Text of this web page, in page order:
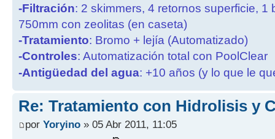
-Filtración: 2 skimmers, 4 retornos superficie, 1
750mm con zeolitas (en caseta)
-Tratamiento: Bromo + lejía (Automatizado)
-Controles: Automatización total con PoolClear
-Antigüedad del agua: +10 años (y lo que le
Re: Tratamiento con Hidrolisis y
por Yoryino » 05 Abr 2011, 11:05